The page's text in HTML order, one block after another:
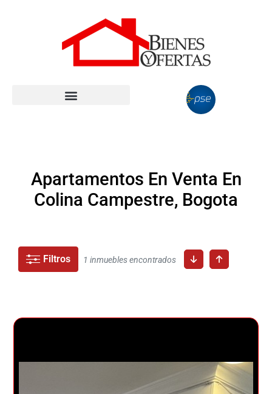
Apartamentos En Venta En
Colina Campestre, Bogota
Filtros 1 inmuebles encontrados